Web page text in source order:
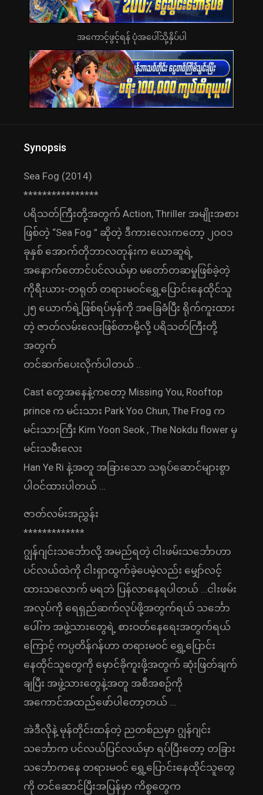
အကောင့်ဖွင့်ရန် ပုံအပေါ်သို့နှိပ်ပါ
Synopsis
Sea Fog (2014)
****************
ပရိသတ်ကြီးတို့အတွက် Action, Thriller အမျိုးအစား
ဖြစ်တဲ့ “Sea Fog ” ဆိုတဲ့ ဒီကားလေးကတော့ ၂၀၀၁
ခုနှစ် အောက်တိုဘာလတုန်းက ယောဆူရဲ့
အနောက်တောင်ပင်လယ်မှာ မတော်တဆမှုဖြစ်ခဲ့တဲ့
ကိုရီးယား-တရုတ် တရားမဝင်ရွှေ့ပြောင်းနေထိုင်သူ
၂၅ ယောက်ရဲ့ဖြစ်ရပ်မှန်ကို အခြေခံပြီး ရိုက်ကူးထား
တဲ့ ဇာတ်လမ်းလေးဖြစ်တာမို့လို့ ပရိသတ်ကြီးတို့
အတွက်
တင်ဆက်ပေးလိုက်ပါတယ် ..
Cast တွေအနေနဲ့ကတော့ Missing You, Rooftop
prince က မင်းသား Park Yoo Chun, The Frog က
မင်းသားကြီး Kim Yoon Seok , The Nokdu flower မှ
မင်းသမီးလေး
Han Ye Ri နဲ့အတူ အခြားသော သရုပ်ဆောင်များစွာ
ပါဝင်ထားပါတယ် …
ဇာတ်လမ်းအညွှန်း
*************
ဂျွန်ဂျင်းသင်္ဘောလို့ အမည်ရတဲ့ ငါးဖမ်းသင်္ဘောဟာ
ပင်လယ်ထဲကို ငါးရှာထွက်ခဲ့ပေမဲ့လည်း မျှော်လင့်
ထားသလောက် မရဘဲ ပြန်လာနေရပါတယ် …ငါးဖမ်း
အလုပ်ကို ရေရှည်ဆက်လုပ်ဖို့အတွက်ရယ် သင်္ဘော
ပေါ်က အဖွဲ့သားတွေရဲ့ စားဝတ်နေရေးအတွက်ရယ်
ကြောင့် ကပ္ပတိန်ဂန်ဟာ တရားမဝင် ရွှေ့ပြောင်း
နေထိုင်သူတွေကို မှောင်ခိုကူးဖို့အတွက် ဆုံးဖြတ်ချက်
ချပြီး အဖွဲ့သားတွေနဲ့အတူ အစီအစဥ်ကို
အကောင်အထည်‌‌ဖော်ပါတော့တယ် …
အဲဒီလိုနဲ့ မုန်တိုင်းထန်တဲ့ ညတစ်ညမှာ ဂျွန်ဂျင်း
သင်္ဘောက ပင်လယ်ပြင်လယ်မှာ ရပ်ပြီးတော့ တခြား
သင်္ဘောကနေ တရားမဝင် ရွှေ့ပြောင်းနေထိုင်သူတွေ
ကို တင်ဆောင်ပြီးအပြန်မှာ ကိစ္စတွေက